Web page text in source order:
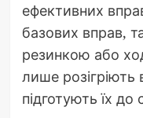
ефективних
базових вправ,
резинкою або
лише розігріють
підготують їх